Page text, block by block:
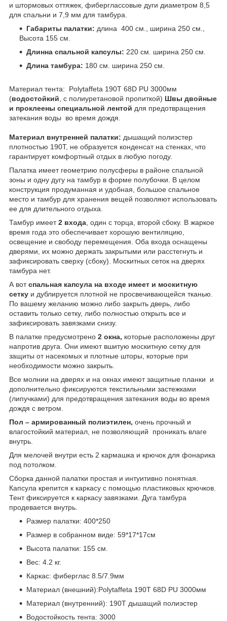
и штормовых оттяжек, фиберглассовые дуги диаметром 8,5
для спальни и 7,9 мм для тамбура.
Габариты палатки: длина 400 см., ширина 250 см.,
Высота 155 см.
Длинна спальной капсулы: 220 см. ширина 250 см.
Длина тамбура: 180 см. ширина 250 см.
Материал тента: Polytaffeta 190T 68D PU 3000мм
(водостойкий , с полиуретановой пропиткой) Швы двойные
и проклеены специальной лентой для предотвращения
затекания воды во время дождя.
Материал внутренней палатки: дышащий полиэстер
плотностью 190T, не образуется конденсат на стенках, что
гарантирует комфортный отдых в любую погоду.
Палатка имеет геометрию полусферы в районе спальной
зоны и одну дугу на тамбур в форме полубочки. В целом
конструкция продуманная и удобная, большое спальное
место и тамбур для хранения вещей позволяют использовать
ее для длительного отдыха.
Тамбур имеет2 входа , один с торца, второй сбоку. В жаркое
время года это обеспечивает хорошую вентиляцию,
освещение и свободу перемещения. Оба входа оснащены
дверями, их можно держать закрытыми или расстегнуть и
зафиксировать сверху (сбоку). Москитных сеток на дверях
тамбура нет.
А вотспальная капсула на входе имеет и москитную
сетку и дублируется плотной не просвечивающейся тканью.
По вашему желанию можно либо закрыть дверь, либо
оставить только сетку, либо полностью открыть все и
зафиксировать завязками снизу.
В палатке предусмотрено 2 окна, которые расположены друг
напротив друга. Они имеют вшитую москитную сетку для
защиты от насекомых и плотные шторы, которые при
необходимости можно закрыть.
Все молнии на дверях и на окнах имеют защитные планки и
дополнительно фиксируются текстильными застежками
(липучками) для предотвращения затекания воды во время
дождя с ветром.
Пол – армированный полиэтилен, очень прочный и
влагостойкий материал, не позволяющий проникать влаге
внутрь.
Для мелочей внутри есть 2 кармашка и крючок для фонарика
под потолком.
Сборка данной палатки простая и интуитивно понятная.
Капсула крепится к каркасу с помощью пластиковых крючков.
Тент фиксируется к каркасу завязками. Дуга тамбура
продевается внутрь.
Размер палатки: 400*250
Размер в собранном виде: 59*17*17см
Высота палатки: 155 см.
Вес: 4.2 кг.
Каркас: фиберглас 8.5/7.9мм
Материал (внешний):Polytaffeta 190T 68D PU 3000мм
Материал (внутренний): 190T дышащий полиэстер
Водостойкость тента: 3000